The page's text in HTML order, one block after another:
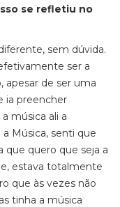
se refletiu no
sem dúvida.
ser a
apesar de ser uma
ia preencher
música ali a
Música, senti que
que quero que seja a
estava totalmente
que às vezes não
tinha a música